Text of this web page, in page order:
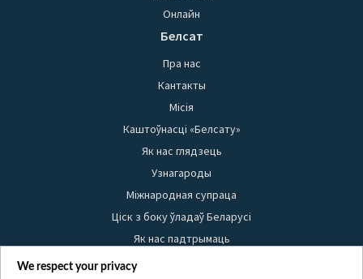
Онлайн
Белсат
Пра нас
Кантакты
Місія
Каштоўнасці «Белсату»
Як нас глядзець
Узнагароды
Міжнародная супраца
Ціск з боку ўладаў Беларусі
Як нас падтрымаць
Правілы выкарыстання матэрыялаў
We respect your privacy